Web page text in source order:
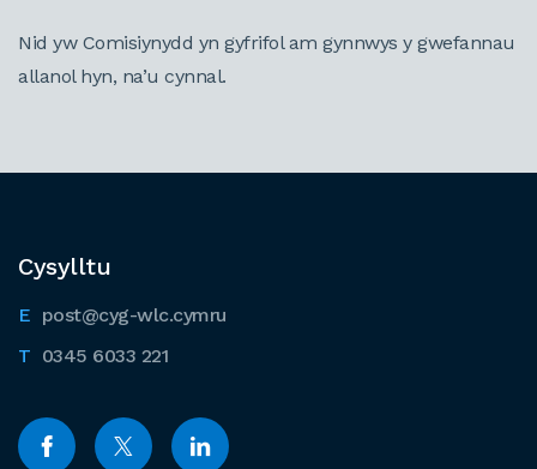
Nid yw Comisiynydd yn gyfrifol am gynnwys y gwefannau
allanol hyn, na’u cynnal.
Cysylltu
post@cyg-wlc.cymru
0345 6033 221